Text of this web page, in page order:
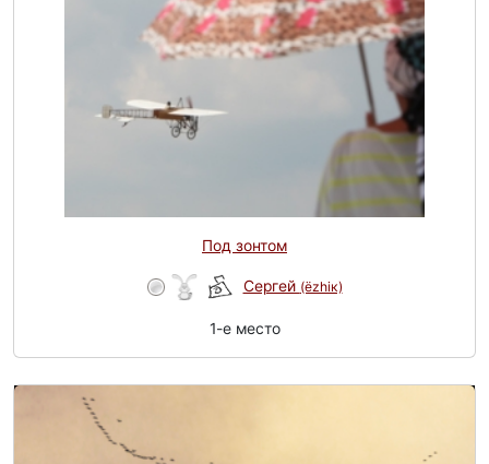
Под зонтом
Сергей (ёzhiк)
1-e место